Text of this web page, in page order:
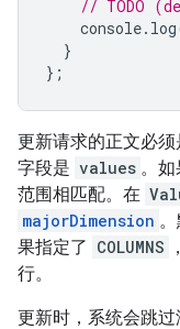
// TODO
console. log
}
};
更新请求的正文必须
字段是 values 。如
范围相匹配。在
majorDimension
果指定了 COLUMNS
行。
更新时，系统会跳